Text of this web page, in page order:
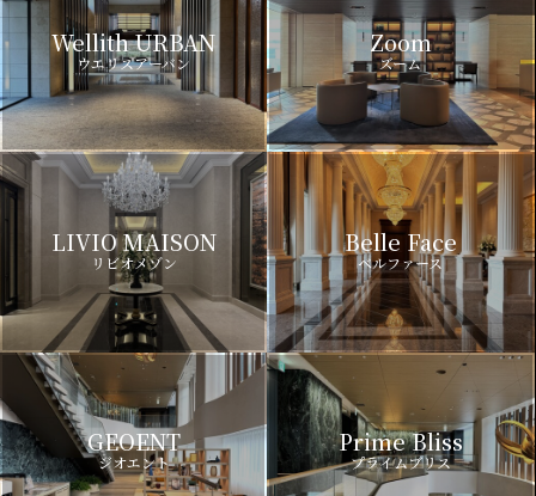
Wellith URBAN
ウエリスアーバン
Zoom
ズーム
LIVIO MAISON
リビオメゾン
Belle Face
ベルファース
GEOENT
ジオエント
Prime Bliss
プライムブリス